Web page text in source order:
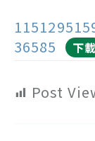
36585
下載
Post